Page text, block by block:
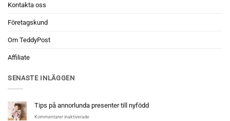
Kontakta oss
Företagskund
Om TeddyPost
Affiliate
SENASTE INLÄGGEN
Tips på annorlunda presenter till nyfödd
Kommentarer inaktiveradeför